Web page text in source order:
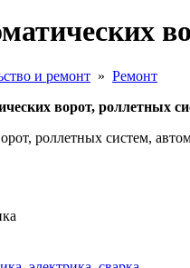
и ремонт » Ремонт
ворот, роллетных
роллетных систем,